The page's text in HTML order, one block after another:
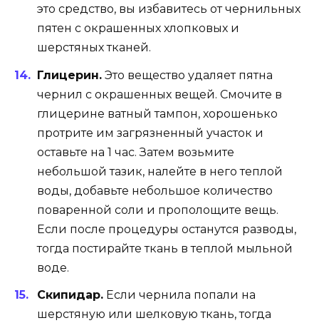
это средство, вы избавитесь от чернильных
пятен с окрашенных хлопковых и
шерстяных тканей.
Глицерин. Это вещество удаляет пятна
чернил с окрашенных вещей. Смочите в
глицерине ватный тампон, хорошенько
протрите им загрязненный участок и
оставьте на 1 час. Затем возьмите
небольшой тазик, налейте в него теплой
воды, добавьте небольшое количество
поваренной соли и прополощите вещь.
Если после процедуры останутся разводы,
тогда постирайте ткань в теплой мыльной
воде.
Скипидар. Если чернила попали на
шерстяную или шелковую ткань, тогда